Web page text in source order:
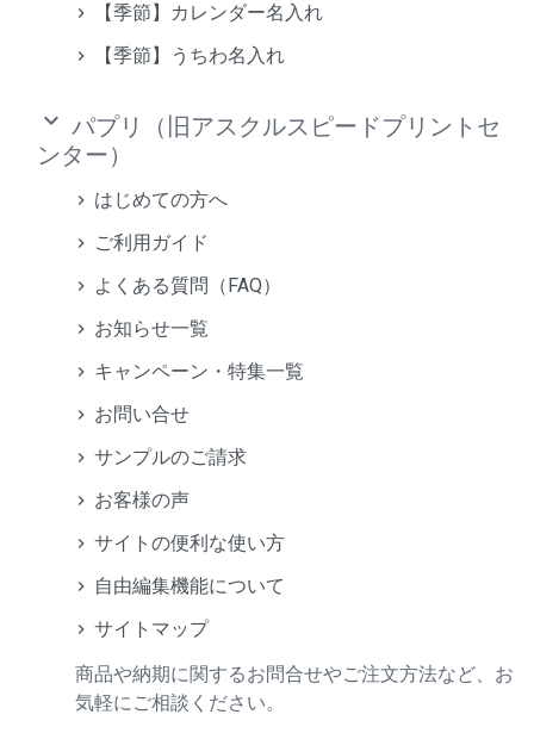
【季節】カレンダー名入れ
【季節】うちわ名入れ
keyboard_arrow_down パプリ（旧アスクルスピードプリントセ
ンター）
はじめての方へ
ご利用ガイド
よくある質問（FAQ）
お知らせ一覧
キャンペーン・特集一覧
お問い合せ
サンプルのご請求
お客様の声
サイトの便利な使い方
自由編集機能について
サイトマップ
商品や納期に関するお問合せやご注文方法など、お
気軽にご相談ください。